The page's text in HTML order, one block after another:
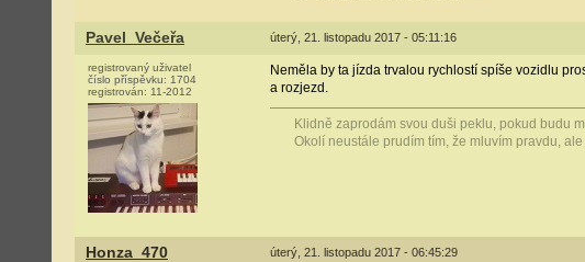
Pavel_Večeřa úterý, 21. listopadu 2017 - 05:11:16
registrovaný uživatel
číslo příspěvku: 1704
registrován: 11-2012
Neměla by ta jízda trvalou rychlostí spíše vozidlu
a rozjezd.
Klidně zaprodám svou duši peklu, pokud budu
Okolí neustále prudím tím, že mluvím pravdu,
Honza_470 úterý, 21. listopadu 2017 - 06:45:29